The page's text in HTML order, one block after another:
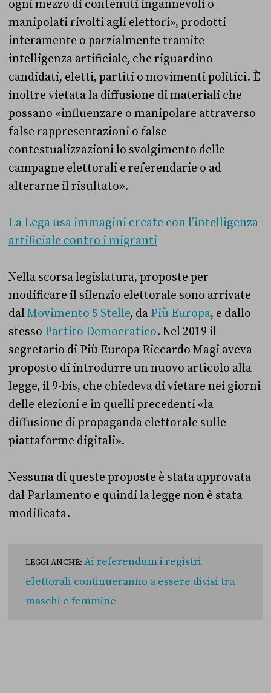
ogni mezzo di contenuti ingannevoli o
manipolati rivolti agli elettori», prodotti
interamente o parzialmente tramite
intelligenza artificiale, che riguardino
candidati, eletti, partiti o movimenti politici. È
inoltre vietata la diffusione di materiali che
possano «influenzare o manipolare attraverso
false rappresentazioni o false
contestualizzazioni lo svolgimento delle
campagne elettorali e referendarie o ad
alterarne il risultato».
La Lega usa immagini create con l’intelligenza
artificiale contro i migranti
Nella scorsa legislatura, proposte per
modificare il silenzio elettorale sono arrivate
dalMovimento 5 Stelle, da Più Europa, e dallo
stesso Partito Democratico. Nel 2019 il
segretario di Più Europa Riccardo Magi aveva
proposto di introdurre un nuovo articolo alla
legge, il 9-bis, che chiedeva di vietare nei giorni
delle elezioni e in quelli precedenti «la
diffusione di propaganda elettorale sulle
piattaforme digitali».
Nessuna di queste proposte è stata approvata
dal Parlamento e quindi la legge non è stata
modificata.
LEGGI ANCHE: Ai referendum i registri
elettorali continueranno a essere divisi tra
maschi e femmine